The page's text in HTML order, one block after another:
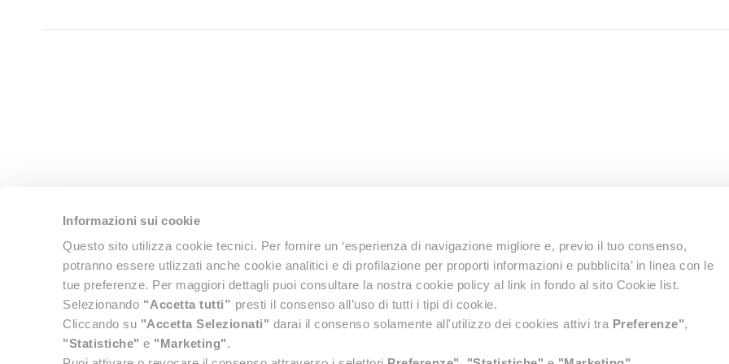
Informazioni sui cookie
Questo sito utilizza cookie tecnici. Per fornire un ‘esperienza di navigazione migliore e, previo il tuo consenso,
potranno essere utlizzati anche cookie analitici e di profilazione per proporti informazioni e pubblicita’ in linea con le
tue preferenze. Per maggiori dettagli puoi consultare la nostra cookie policy al link in fondo al sito Cookie list.
Selezionando “Accetta tutti” presti il consenso all’uso di tutti i tipi di cookie.
Cliccando su "Accetta Selezionati" darai il consenso solamente all'utilizzo dei cookies attivi tra Preferenze",
"Statistiche" e "Marketing".
chi siamo |affiliazioni |pubblicità su lol travel|condizioni e privacy
lol.travel è un’agenzia di viaggi on line di Easy Market Spa Unipersonale con
delle imprese di Rimini al n° 03109340400, REA n°278395, Partita Iva